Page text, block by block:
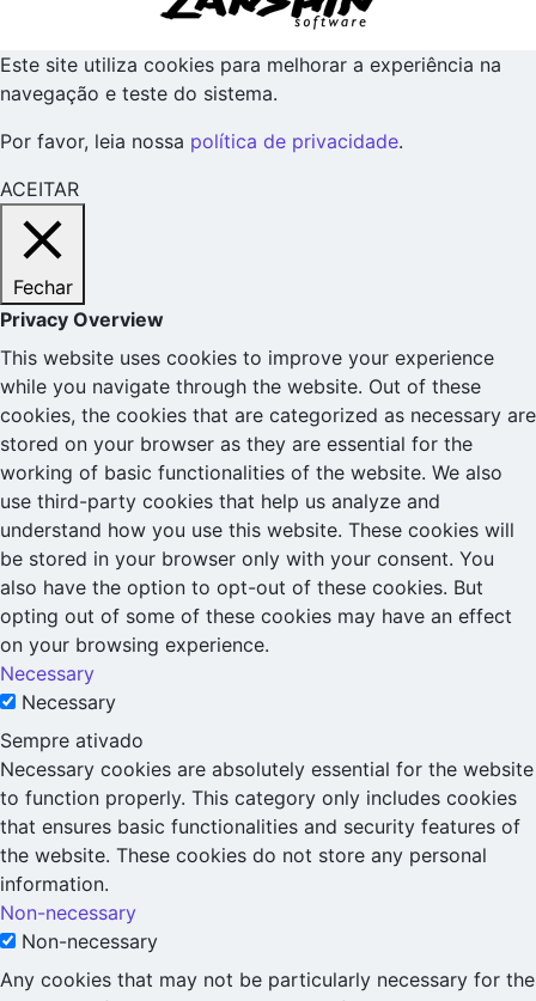
Este site utiliza cookies para melhorar a experiência na
navegação e teste do sistema.
Por favor, leia nossa política de privacidade.
ACEITAR
Fechar
Privacy Overview
This website uses cookies to improve your experience
while you navigate through the website. Out of these
cookies, the cookies that are categorized as necessary are
stored on your browser as they are essential for the
working of basic functionalities of the website. We also
use third-party cookies that help us analyze and
understand how you use this website. These cookies will
be stored in your browser only with your consent. You
also have the option to opt-out of these cookies. But
opting out of some of these cookies may have an effect
on your browsing experience.
Necessary
Necessary
Sempre ativado
Necessary cookies are absolutely essential for the website
to function properly. This category only includes cookies
that ensures basic functionalities and security features of
the website. These cookies do not store any personal
information.
Non-necessary
Non-necessary
Any cookies that may not be particularly necessary for the